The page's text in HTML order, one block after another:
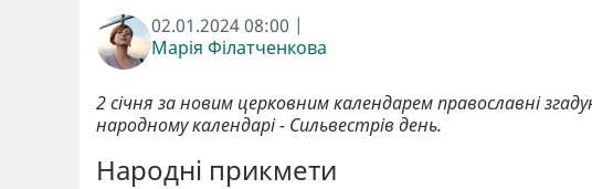
02.01.2024 08:00 |
Марія Філатченкова
2 січня за новим церковним календарем православні
народному календарі - Сильвестрів день.
Народні прикмети